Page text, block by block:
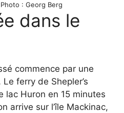
: Georg Berg
dans le
commence par une
ferry de Shepler’s
lac Huron en 15 minutes
arrive sur l’île Mackinac,